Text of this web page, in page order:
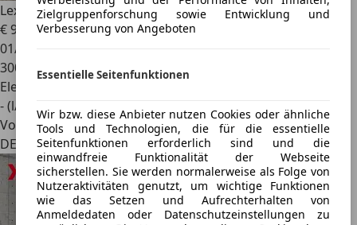
Zielgruppenforschung sowie Entwicklung und
Verbesserung von Angeboten
Essentielle Seitenfunktionen
Wir bzw. diese Anbieter nutzen Cookies oder ähnliche
Tools und Technologien, die für die essentielle
Seitenfunktionen erforderlich sind und die
einwandfreie Funktionalität der Webseite
sicherstellen. Sie werden normalerweise als Folge von
Nutzeraktivitäten genutzt, um wichtige Funktionen
wie das Setzen und Aufrechterhalten von
Anmeldedaten oder Datenschutzeinstellungen zu
Lexus RX 450h(hybrid)
€ 9.000
01/2010
300.000 km
Elektro/Benzin
- (l/100 km)
Von privat
DE 17153